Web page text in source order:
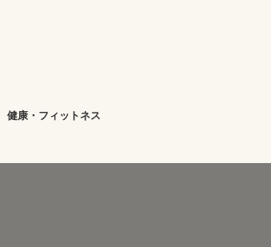
健康・フィットネス